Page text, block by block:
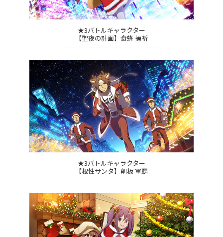
★3バトルキャラクター
【聖夜の計画】食蜂 操祈
★3バトルキャラクター
【根性サンタ】削板 軍覇